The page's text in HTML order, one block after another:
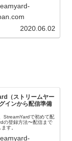
2020.06.02
（ストリームヤー
インから配信準備
StreamYardで初めて配
の登録方法〜配信まで
す。